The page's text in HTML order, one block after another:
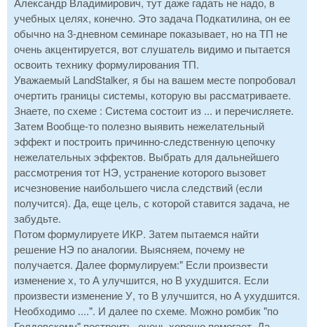
учебных целях, конечно. Это задача Подкатилина, он ее
обычно на 3-дневном семинаре показывает, но на ТП не
очень акцентируется, вот слушатель видимо и пытается
освоить технику формулирования ТП.
Уважаемый LandStalker, я бы на вашем месте попробовал
очертить границы системы, которую вы рассматриваете.
Знаете, по схеме : Система состоит из ... и перечисляете.
Затем Вообще-то полезно выявить нежелательный
эффект и построить причинно-следственную цепочку
нежелательных эффектов. Выбрать для дальнейшего
рассмотрения тот НЭ, устранение которого вызовет
исчезновение наибольшего числа следствий (если
получится). Да, еще цель, с которой ставится задача, не
забудьте.
Потом формулируете ИКР. Затем пытаемся найти
решение НЭ по аналогии. Выясняем, почему не
получается. Далее формулируем:" Если произвести
изменение х, то А улучшится, но В ухудшится. Если
произвести изменение У, то В улучшится, но А ухудшится.
Необходимо ....". И далее по схеме. Можно ромбик "по